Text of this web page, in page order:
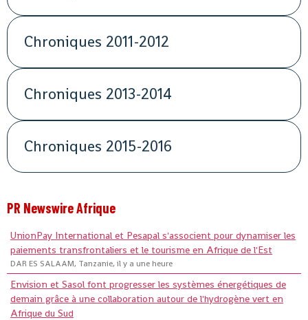
Chroniques 2011-2012
Chroniques 2013-2014
Chroniques 2015-2016
PR Newswire Afrique
UnionPay International et Pesapal s'associent pour dynamiser les
paiements transfrontaliers et le tourisme en Afrique de l'Est
DAR ES SALAAM, Tanzanie, il y a une heure
Envision et Sasol font progresser les systèmes énergétiques de
demain grâce à une collaboration autour de l'hydrogène vert en
Afrique du Sud